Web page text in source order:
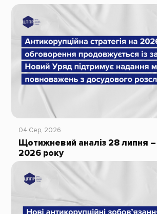
04 Сер, 2026
Щотижневий аналіз 28 липня
2026 року